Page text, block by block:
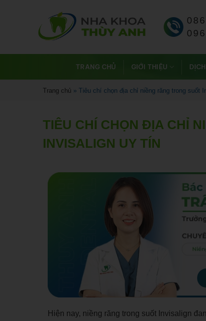
TRANG CHỦ GIỚI THIỆU
Trang chủ » Tiêu chí chọn địa chỉ niềng răng trong suốt
TIÊU CHÍ CHỌN ĐỊA CHỈ
INVISALIGN UY TÍN
Hiện nay, niềng răng trong suốt Invisalign